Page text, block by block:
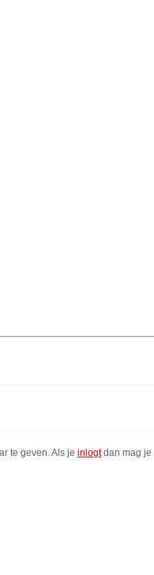
te geven. Als jeinlogtdan mag je